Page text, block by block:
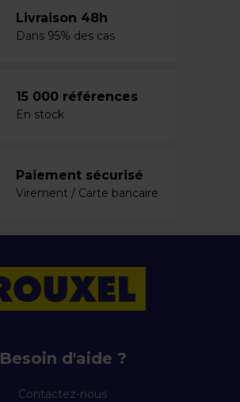
Livraison 48h
Dans 95% des cas
15 000 références
En stock
Paiement sécurisé
Virement / Carte bancaire
Besoin d'aide ?
Contactez-nous